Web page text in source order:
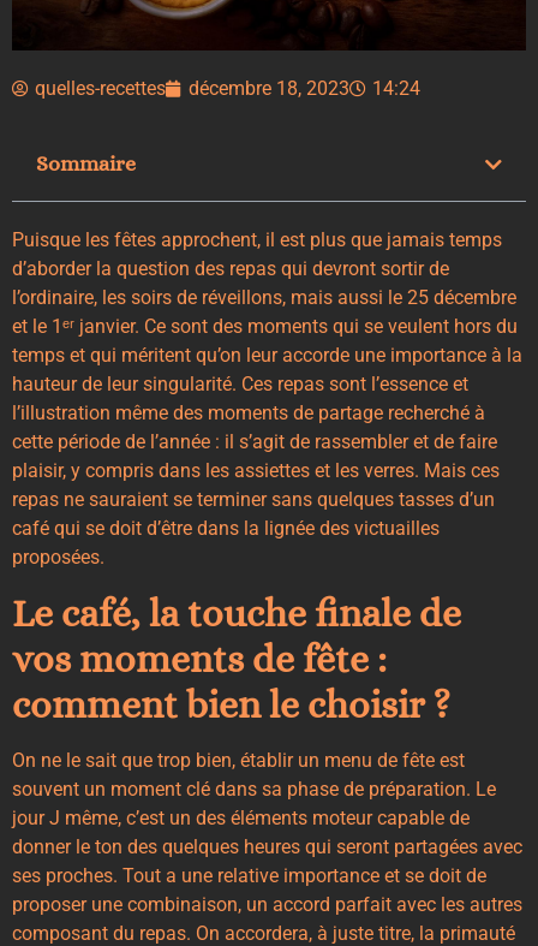
quelles-recettes décembre 18, 2023 14:24
Sommaire
Puisque les fêtes approchent, il est plus que jamais temps
d’aborder la question des repas qui devront sortir de
l’ordinaire, les soirs de réveillons, mais aussi le 25 décembre
et le 1ᵉʳ janvier. Ce sont des moments qui se veulent hors du
temps et qui méritent qu’on leur accorde une importance à la
hauteur de leur singularité. Ces repas sont l’essence et
l’illustration même des moments de partage recherché à
cette période de l’année : il s’agit de rassembler et de faire
plaisir, y compris dans les assiettes et les verres. Mais ces
repas ne sauraient se terminer sans quelques tasses d’un
café qui se doit d’être dans la lignée des victuailles
proposées.
Le café, la touche finale de
vos moments de fête :
comment bien le choisir ?
On ne le sait que trop bien, établir un menu de fête est
souvent un moment clé dans sa phase de préparation. Le
jour J même, c’est un des éléments moteur capable de
donner le ton des quelques heures qui seront partagées avec
ses proches. Tout a une relative importance et se doit de
proposer une combinaison, un accord parfait avec les autres
composant du repas. On accordera, à juste titre, la primauté